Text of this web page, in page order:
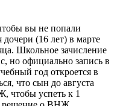
вы не попали
(16 лет) в марте
Школьное зачисление
но официально запись в
год откроется в
что сын до августа
чтобы успеть к 1